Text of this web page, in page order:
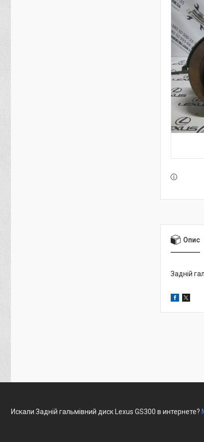
Опис
Задній
Искали Задній гальмівний диск Lexus GS300 в интернете?